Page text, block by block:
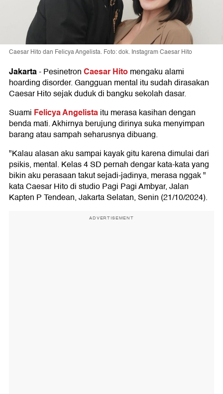
Caesar Hito dan Felicya Angelista. Foto: dok. Instagram Caesar Hito
Jakarta-PesinetronCaesar Hitomengaku alami
hoarding disorder. Gangguan mental itu sudah dirasakan
Caesar Hito sejak duduk di bangku sekolah dasar.
Suami Felicya Angelistaitu merasa kasihan dengan
benda mati. Akhirnya berujung dirinya suka menyimpan
barang atau sampah seharusnya dibuang.
"Kalau alasan aku sampai kayak gitu karena dimulai dari
psikis, mental. Kelas 4 SD pernah dengar kata-kata yang
bikin aku perasaan takut sejadi-jadinya, merasa nggak "
kata Caesar Hito di studio Pagi Pagi Ambyar, Jalan
Kapten P Tendean, Jakarta Selatan, Senin (21/10/2024).
ADVERTISEMENT